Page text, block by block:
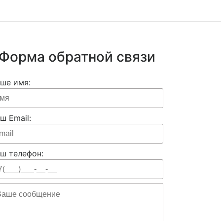
обратной связи
имя:
Email:
телефон: